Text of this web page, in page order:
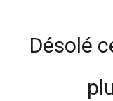
Désolé